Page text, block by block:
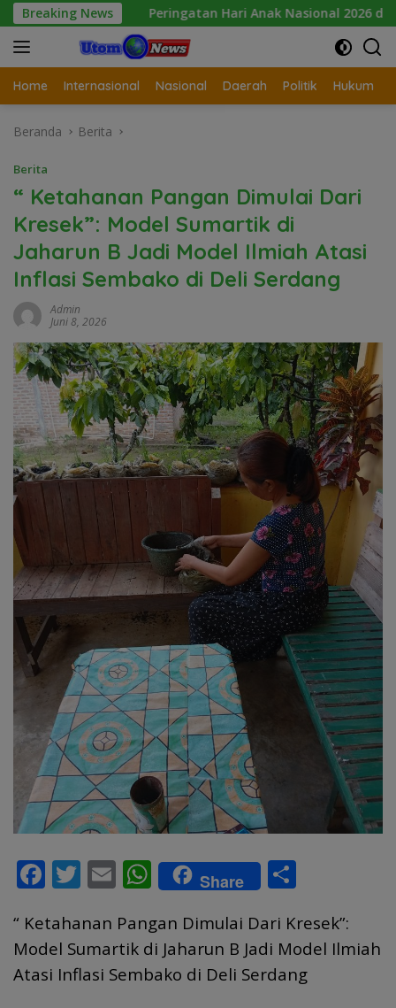
Langsung
ke
konten
Breaking News
Peringatan Hari Anak Nasional 2026 di Sejumlah Sekolah
Home Internasional Nasional Daerah Politik Hukum
Beranda Berita
Berita
“ Ketahanan Pangan Dimulai Dari
Kresek”: Model Sumartik di
Jaharun B Jadi Model Ilmiah Atasi
Inflasi Sembako di Deli Serdang
Admin
Juni 8, 2026
F
e
b
o
T
itt
er
E
ai
l
W
h
at
s
A
Share
ar
e
“ Ketahanan Pangan Dimulai Dari Kresek”:
Model Sumartik di Jaharun B Jadi Model Ilmiah
Atasi Inflasi Sembako di Deli Serdang